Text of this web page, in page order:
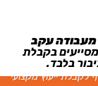
עקב
מסייעים בקבלת
בלבד.
לקבלת ייעוץ מקצועי